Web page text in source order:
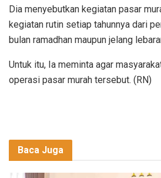
Dia menyebutkan kegiatan pasar
kegiatan rutin setiap tahunnya dari
bulan ramadhan maupun jelang
Untuk itu, Ia meminta agar
operasi pasar murah tersebut. (RN)
Baca Juga